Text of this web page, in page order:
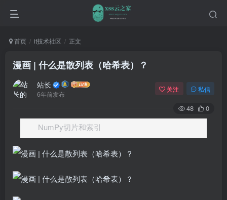
首页 it技术社区 正文
漫画 | 什么是散列表（哈希表）？
站长
6年前发布
关注 私信
48 0
NumPy切片和索引